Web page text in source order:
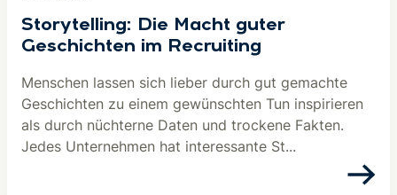
Storytelling: Die Macht guter
Geschichten im Recruiting
Menschen lassen sich lieber durch gut gemachte
Geschichten zu einem gewünschten Tun inspirieren
als durch nüchterne Daten und trockene Fakten.
Jedes Unternehmen hat interessante St...